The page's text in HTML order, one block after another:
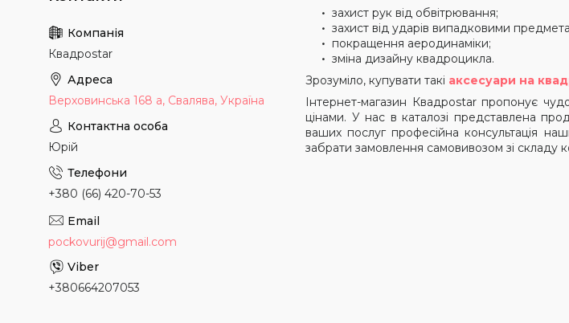
захист рук від обвітрювання;
захист від ударів випадковими
покращення аеродинаміки;
зміна дизайну квадроцикла.
Зрозуміло, купувати такі аксесуари на
Інтернет-магазин Квадрostar пропонує
цінами. У нас в каталозі представлена
ваших послуг професійна консультація
забрати замовлення самовивозом зі складу
Квадроstar
Верховинська 168 а, Свалява, Україна
Юрій
+380 (66) 420-70-53
pockovurij@gmail.com
+380664207053